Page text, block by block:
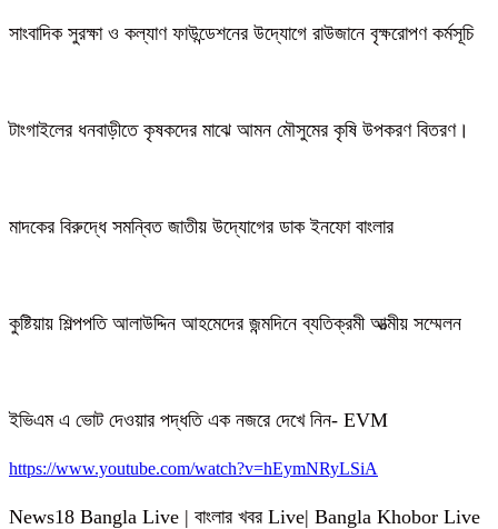
সাংবাদিক সুরক্ষা ও কল্যাণ ফাউন্ডেশনের উদ্যোগে রাউজানে বৃক্ষরোপণ কর্মসূচি
টাংগাইলের ধনবাড়ীতে কৃষকদের মাঝে আমন মৌসুমের কৃষি উপকরণ বিতরণ।
মাদকের বিরুদ্ধে সমন্বিত জাতীয় উদ্যোগের ডাক ইনফো বাংলার
কুষ্টিয়ায় শিল্পপতি আলাউদ্দিন আহমেদের জন্মদিনে ব্যতিক্রমী আত্মীয় সম্মেলন
ইভিএম এ ভোট দেওয়ার পদ্ধতি এক নজরে দেখে নিন- EVM
https://www.youtube.com/watch?v=hEymNRyLSiA
News18 Bangla Live | বাংলার খবর Live| Bangla Khobor Live